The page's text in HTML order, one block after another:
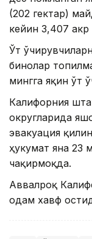
(202 гектар)
кейин 3,407 акр
Ўт
бинолар
мингга яқин ўт
Калифорния
округларида
эвакуация
ҳукумат яна 23
чақирмоқда.
Аввалроқ
одам хавф